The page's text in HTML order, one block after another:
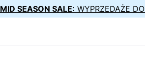
MID SEASON SALE: WYPRZEDAŻE DO